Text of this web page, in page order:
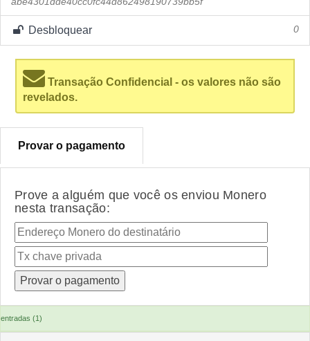
Desbloquear 0
Transação Confidencial - os valores não são
revelados.
Provar o pagamento
Prove a alguém que você os enviou Monero
nesta transação:
entradas (1)